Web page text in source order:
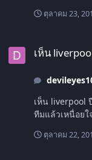
ตุลาคม 23,
เห็น
เห็น liverpool ปีนี้แล้ว สงสัยต้องหาเด็กมาปั้นใหม่ซะแล้วเห็น
ตุลาคม 22,